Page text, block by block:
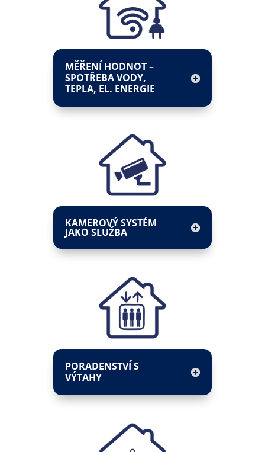
MĚŘENÍ HODNOT –
SPOTŘEBA VODY,
TEPLA, EL. ENERGIE
KAMEROVÝ SYSTÉM
JAKO SLUŽBA
PORADENSTVÍ S
VÝTAHY